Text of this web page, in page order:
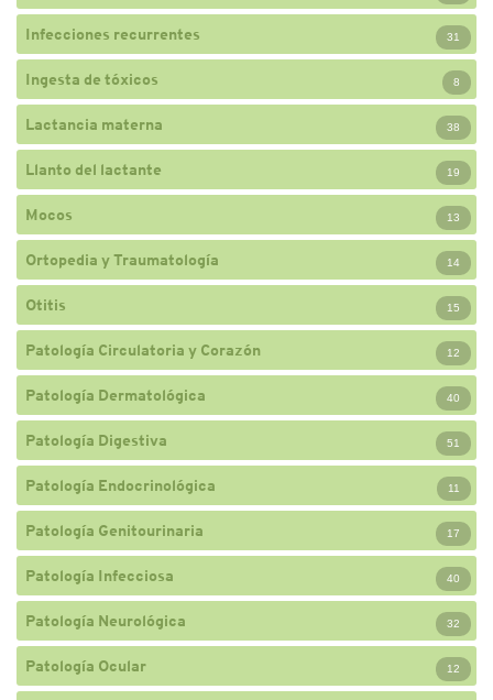
Infecciones recurrentes 31
Ingesta de tóxicos 8
Lactancia materna 38
Llanto del lactante 19
Mocos 13
Ortopedia y Traumatología 14
Otitis 15
Patología Circulatoria y Corazón 12
Patología Dermatológica 40
Patología Digestiva 51
Patología Endocrinológica 11
Patología Genitourinaria 17
Patología Infecciosa 40
Patología Neurológica 32
Patología Ocular 12